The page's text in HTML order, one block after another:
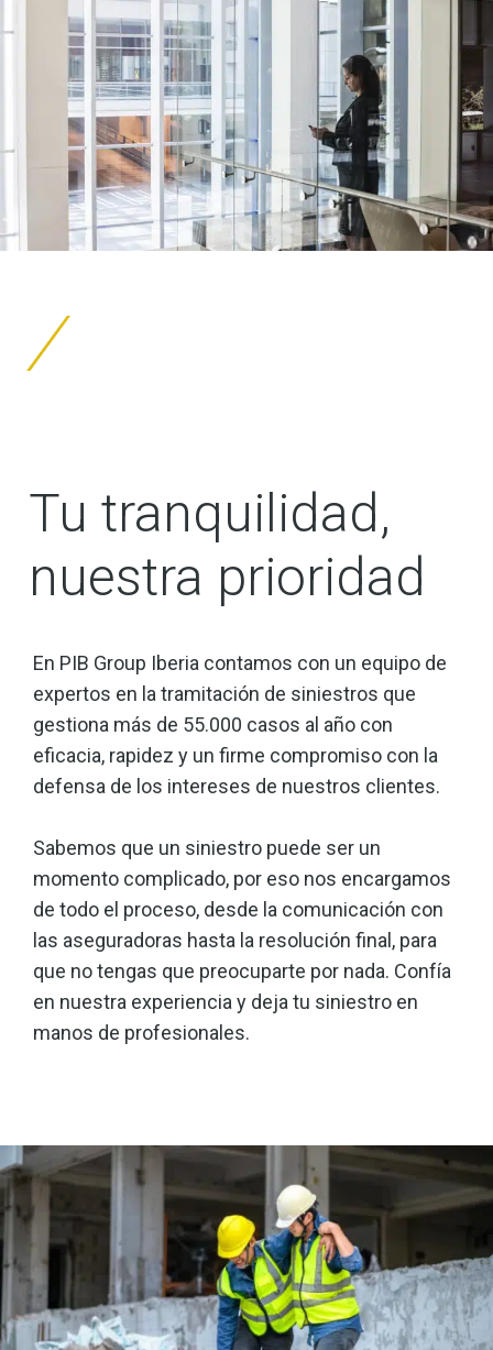
Tu tranquilidad,
nuestra prioridad
En PIB Group Iberia contamos con un equipo de
expertos en la tramitación de siniestros que
gestiona más de 55.000 casos al año con
eficacia, rapidez y un firme compromiso con la
defensa de los intereses de nuestros clientes.
Sabemos que un siniestro puede ser un
momento complicado, por eso nos encargamos
de todo el proceso, desde la comunicación con
las aseguradoras hasta la resolución final, para
que no tengas que preocuparte por nada. Confía
en nuestra experiencia y deja tu siniestro en
manos de profesionales.